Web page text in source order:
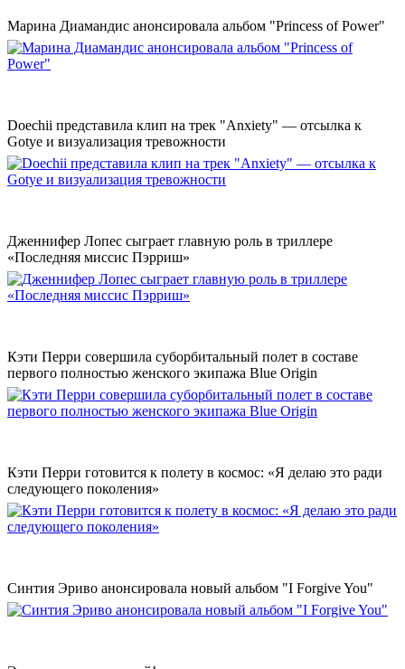
Марина Диамандис анонсировала альбом "Princess of Power"
Doechii представила клип на трек "Anxiety" — отсылка к
Gotye и визуализация тревожности
Дженнифер Лопес сыграет главную роль в триллере
«Последняя миссис Пэрриш»
Кэти Перри совершила суборбитальный полет в составе
первого полностью женского экипажа Blue Origin
Кэти Перри готовится к полету в космос: «Я делаю это ради
следующего поколения»
Синтия Эриво анонсировала новый альбом "I Forgive You"